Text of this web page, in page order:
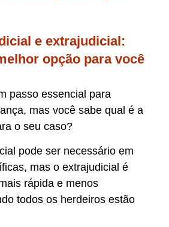
e extrajudicial:
opção para você
passo essencial para
mas você sabe qual é a
o seu caso?
pode ser necessário em
mas o extrajudicial é
rápida e menos
todos os herdeiros estão